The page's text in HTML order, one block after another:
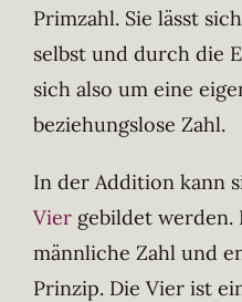
Primzahl. Sie lässt
selbst und durch die
sich also um eine
beziehungslose Zahl.
In der Addition kann
Viergebildet werden.
männliche Zahl und
Prinzip. Die Vier ist